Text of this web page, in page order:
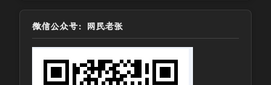
微信公众号：网民老张